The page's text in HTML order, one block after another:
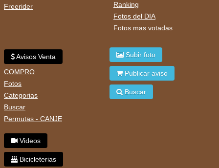
Freerider
Ranking
Fotos del DIA
Fotos mas votadas
Avisos Venta
COMPRO
Fotos
Categorias
Buscar
Permutas - CANJE
Videos
Bicicleterias
Subir foto
Publicar aviso
Buscar